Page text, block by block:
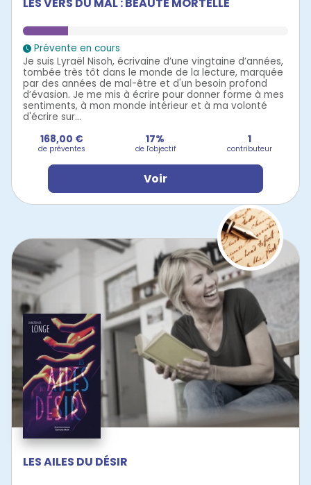
LES VERS DU MAL : BEAUTÉ MORTELLE
Prévente en cours
Je suis Lyraël Nisoh, écrivaine d’une vingtaine d’années,
tombée très tôt dans le monde de la lecture, marquée
par des années de mal-être et d'un besoin profond
d’évasion. Je me mis à écrire pour donner forme à mes
sentiments, à mon monde intérieur et à ma volonté
d'écrire sur...
168,00 €
de préventes
17%
de l'objectif
1
contributeur
Voir
LES AILES DU DÉSIR